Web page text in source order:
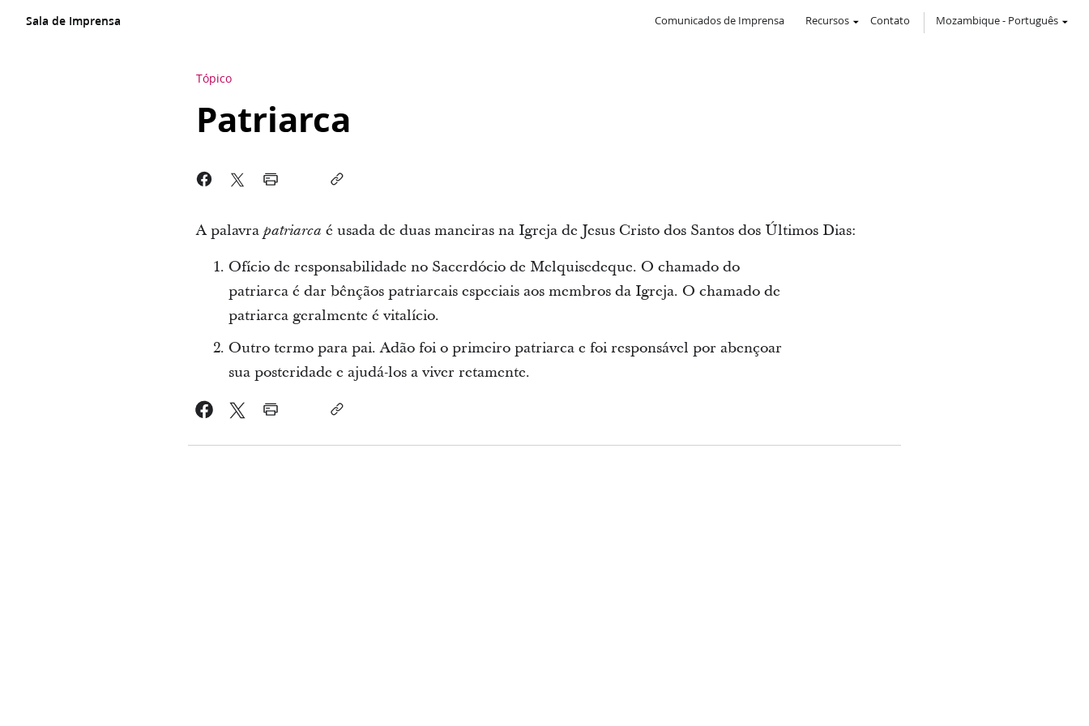
Sala de Imprensa Comunicados de Imprensa Recursos Contato Mozambique- Português
Tópico
Patriarca
A palavra patriarca é usada de duas maneiras na Igreja de Jesus Cristo dos Santos dos Últimos Dias:
Ofício de responsabilidade no Sacerdócio de Melquisedeque. O chamado do
patriarca é dar bênçãos patriarcais especiais aos membros da Igreja. O chamado de
patriarca geralmente é vitalício.
Outro termo para pai. Adão foi o primeiro patriarca e foi responsável por abençoar
sua posteridade e ajudá-los a viver retamente.